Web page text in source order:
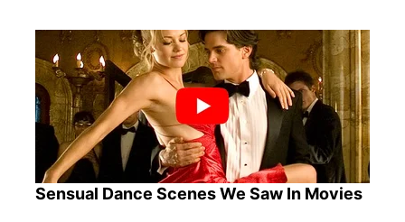
Sensual Dance Scenes We Saw In Movies